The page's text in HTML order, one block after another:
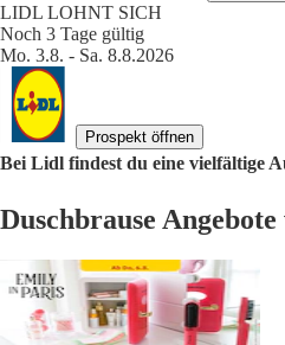
LIDL LOHNT SICH
Noch 3 Tage gültig
Mo. 3.8. - Sa. 8.8.2026
Prospekt öffnen
Bei Lidl findest du eine vielfältige
Duschbrause